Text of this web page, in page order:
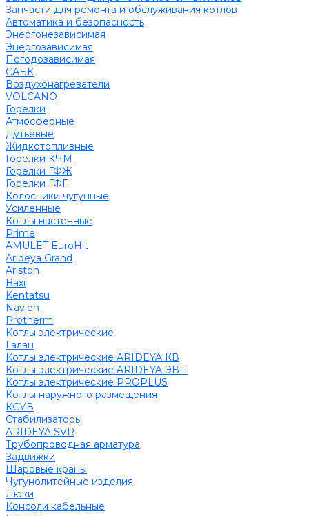
Запчасти для ремонта и обслуживания котлов
Автоматика и безопасность
Энергонезависимая
Энергозависимая
Погодозависимая
САБК
Воздухонагреватели
VOLCANO
Горелки
Атмосферные
Дутьевые
Жидкотопливные
Горелки КЧМ
Горелки ГФЖ
Горелки ГФГ
Колосники чугунные
Усиленные
Котлы настенные
Prime
AMULET EuroHit
Arideya Grand
Ariston
Baxi
Kentatsu
Navien
Protherm
Котлы электрические
Галан
Котлы электрические ARIDEYA КВ
Котлы электрические ARIDEYA ЭВП
Котлы электрические PROPLUS
Котлы наружного размещения
КСУВ
Стабилизаторы
ARIDEYA SVR
Трубопроводная арматура
Задвижки
Шаровые краны
Чугунолитейные изделия
Люки
Консоли кабельные